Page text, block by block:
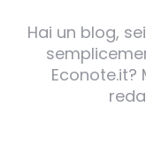
Hai un blog,